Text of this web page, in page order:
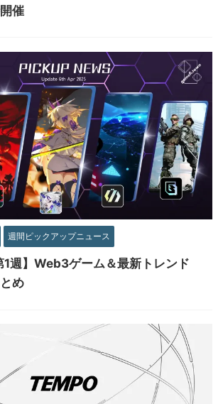
催
週間ピックアップニュース
1週】Web3ゲーム＆最新トレンド
め